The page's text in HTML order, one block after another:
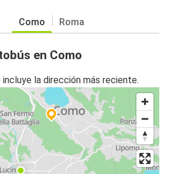
Como Roma
en Como
la dirección más reciente.